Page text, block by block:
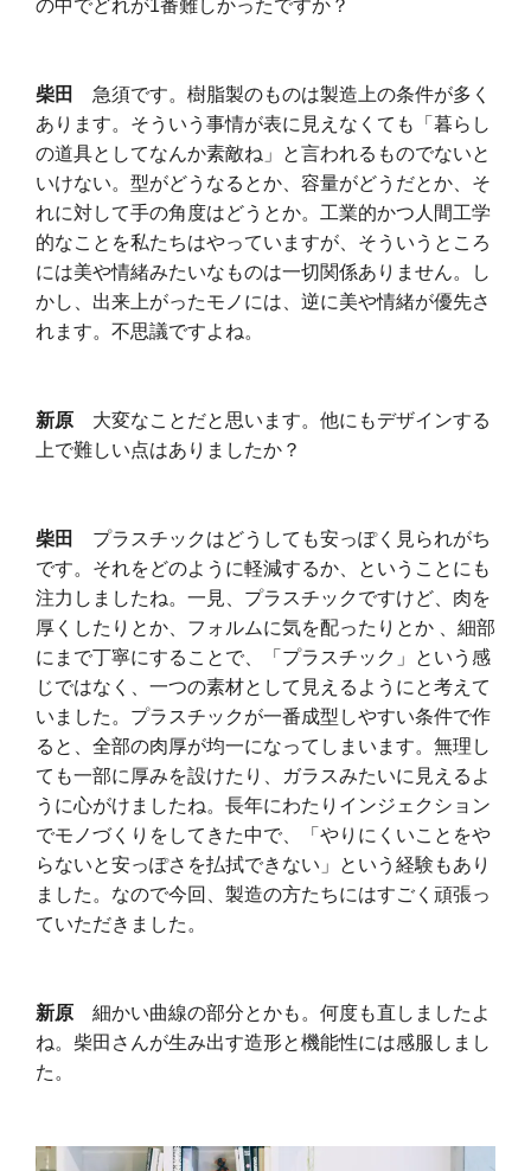
の中でどれが1番難しかったですか？
柴田 急須です。樹脂製のものは製造上の条件が多く
あります。そういう事情が表に見えなくても「暮らし
の道具としてなんか素敵ね」と言われるものでないと
いけない。型がどうなるとか、容量がどうだとか、そ
れに対して手の角度はどうとか。工業的かつ人間工学
的なことを私たちはやっていますが、そういうところ
には美や情緒みたいなものは一切関係ありません。し
かし、出来上がったモノには、逆に美や情緒が優先さ
れます。不思議ですよね。
新原 大変なことだと思います。他にもデザインする
上で難しい点はありましたか？
柴田 プラスチックはどうしても安っぽく見られがち
です。それをどのように軽減するか、ということにも
注力しましたね。一見、プラスチックですけど、肉を
厚くしたりとか、フォルムに気を配ったりとか 、細部
にまで丁寧にすることで、「プラスチック」という感
じではなく、一つの素材として見えるようにと考えて
いました。プラスチックが一番成型しやすい条件で作
ると、全部の肉厚が均一になってしまいます。無理し
ても一部に厚みを設けたり、ガラスみたいに見えるよ
うに心がけましたね。長年にわたりインジェクション
でモノづくりをしてきた中で、「やりにくいことをや
らないと安っぽさを払拭できない」という経験もあり
ました。なので今回、製造の方たちにはすごく頑張っ
ていただきました。
新原 細かい曲線の部分とかも。何度も直しましたよ
ね。柴田さんが生み出す造形と機能性には感服しまし
た。